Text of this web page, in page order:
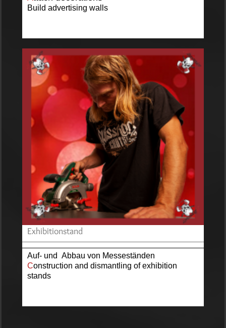
Build advertising walls
Exhibitionstand
Auf- und Abbau von Messeständen
Construction and dismantling of exhibition
stands